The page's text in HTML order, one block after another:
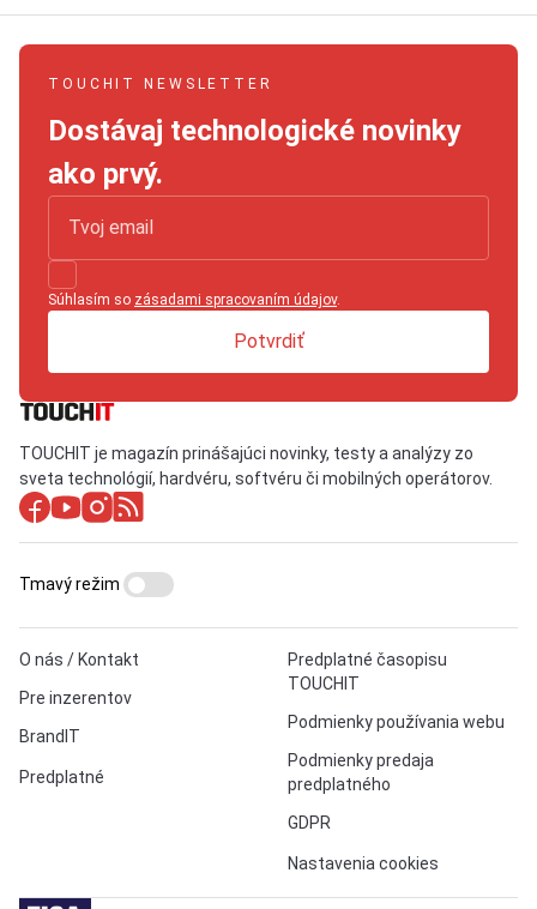
TOUCHIT NEWSLETTER
Dostávaj technologické novinky
ako prvý.
Súhlasím so zásadami spracovaním údajov.
Potvrdiť
TOUCHIT je magazín prinášajúci novinky, testy a analýzy zo
sveta technológií, hardvéru, softvéru či mobilných operátorov.
O nás / Kontakt
Pre inzerentov
BrandIT
Predplatné
Predplatné časopisu
TOUCHIT
Podmienky používania webu
Podmienky predaja
predplatného
GDPR
Nastavenia cookies
Tmavý režim